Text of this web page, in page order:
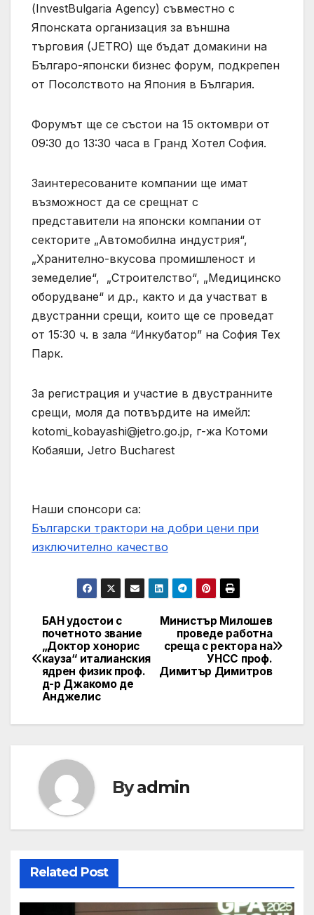
(InvestBulgaria Agency) съвместно с
Японската организация за външна
търговия (JETRO) ще бъдат домакини на
Българо-японски бизнес форум, подкрепен
от Посолството на Япония в България.
Форумът ще се състои на 15 октомври от
09:30 до 13:30 часа в Гранд Хотел София.
Заинтересованите компании ще имат
възможност да се срещнат с
представители на японски компании от
секторите „Автомобилна индустрия“,
„Хранително-вкусова промишленост и
земеделие“, „Строителство“, „Медицинско
оборудване“ и др., както и да участват в
двустранни срещи, които ще се проведат
от 15:30 ч. в зала “Инкубатор” на София Тех
Парк.
За регистрация и участие в двустранните
срещи, моля да потвърдите на имейл:
kotomi_kobayashi@jetro.go.jp, г-жа Котоми
Кобаяши, Jetro Bucharest
Наши спонсори са:
Български трактори на добри цени при
изключително качество
Post
navigation
Министър Милошев
проведе работна
среща с ректора на
УНСС проф.
Димитър Димитров
БАН удостои с
почетното звание
„Доктор хонорис
кауза“ италианския
ядрен физик проф.
д-р Джакомо де
Анджелис
Byadmin
Related Post